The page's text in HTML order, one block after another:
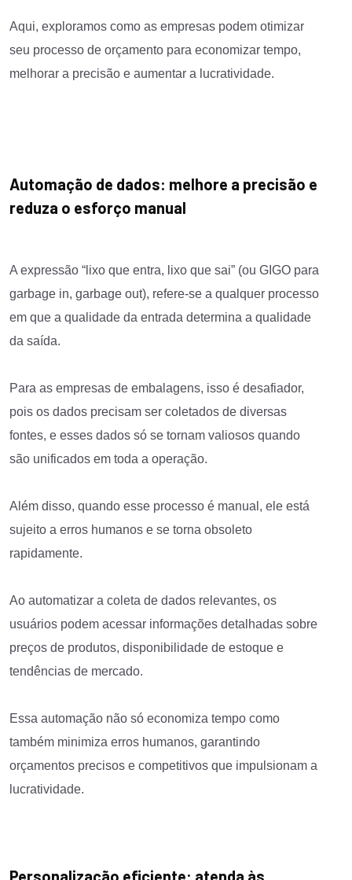
Aqui, exploramos como as empresas podem otimizar
seu processo de orçamento para economizar tempo,
melhorar a precisão e aumentar a lucratividade.
Automação de dados: melhore a precisão e
reduza o esforço manual
A expressão “lixo que entra, lixo que sai” (ou GIGO para
garbage in, garbage out), refere-se a qualquer processo
em que a qualidade da entrada determina a qualidade
da saída.
Para as empresas de embalagens, isso é desafiador,
pois os dados precisam ser coletados de diversas
fontes, e esses dados só se tornam valiosos quando
são unificados em toda a operação.
Além disso, quando esse processo é manual, ele está
sujeito a erros humanos e se torna obsoleto
rapidamente.
Ao automatizar a coleta de dados relevantes, os
usuários podem acessar informações detalhadas sobre
preços de produtos, disponibilidade de estoque e
tendências de mercado.
Essa automação não só economiza tempo como
também minimiza erros humanos, garantindo
orçamentos precisos e competitivos que impulsionam a
lucratividade.
Personalização eficiente: atenda às